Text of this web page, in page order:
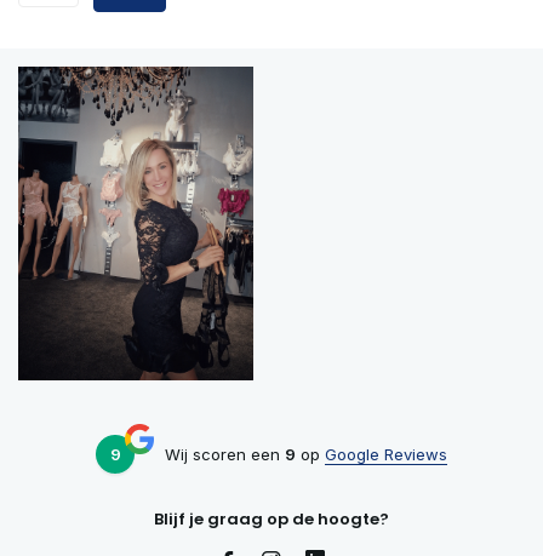
9 Wij scoren een 9 op Google Reviews
Blijf je graag op de hoogte?